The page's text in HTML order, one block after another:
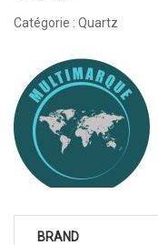
Catégorie : Quartz
BRAND